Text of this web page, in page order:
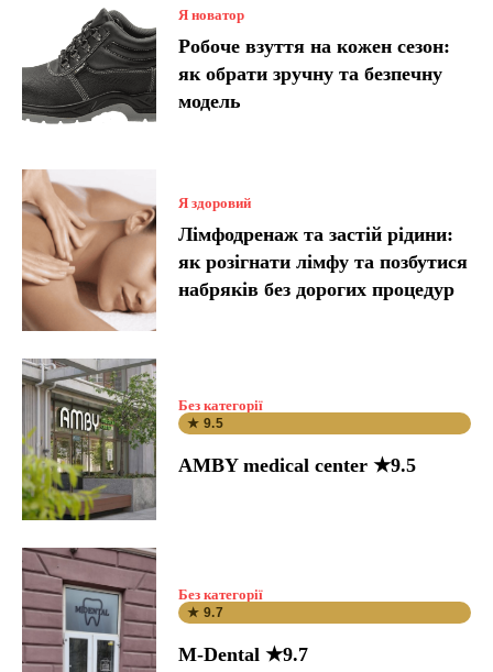
Я новатор
Робоче взуття на кожен сезон:
як обрати зручну та безпечну
модель
Я здоровий
Лімфодренаж та застій рідини:
як розігнати лімфу та позбутися
набряків без дорогих процедур
Без категорії
★ 9.5
AMBY medical center ★9.5
Без категорії
★ 9.7
M-Dental ★9.7